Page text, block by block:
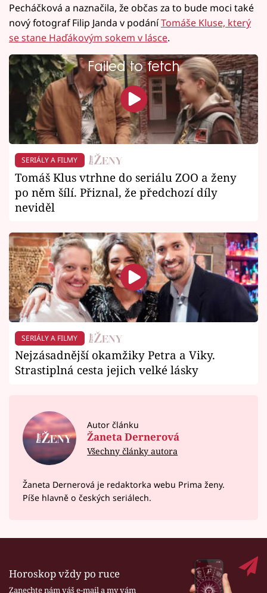
Pecháčková a naznačila, že občas za to bude moci také
nový fotograf Filip Janda v podáníTomáše Kluse, který
se stane Haďákovým sokem v lásce.
Failed to fetch
SERIÁLY A FILMY
Tomáš Klus vtrhne do seriálu ZOO a ženy
po něm šílí. Přiznal, že předchozí díly
neviděl
SERIÁLY A FILMY
Nejzásadnější okamžiky Petra a Viky.
Strastiplná cesta jejich velké lásky
Autor článku
Žaneta Dernerová
Všechny články autora
Žaneta Dernerová je redaktorka webu Prima ženy.
Píše hlavně o českých seriálech.
Horoskop vždy po ruce
Zanechte nám váš e-mail a my vám